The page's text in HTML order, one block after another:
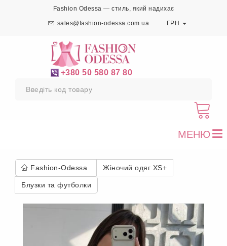
Fashion Odessa — стиль, який надихає
sales@fashion-odessa.com.ua ГРН
+380 50 580 87 80
МЕНЮ
Fashion-Odessa Жіночий одяг XS+
Блузки та футболки